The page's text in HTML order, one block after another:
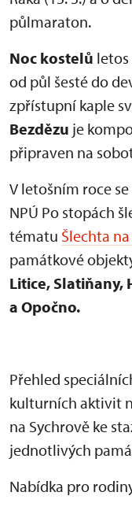
půlmaraton.
Noc kostelů
od půl šesté do
zpřístupní kaple
Bezdězu je
připraven na
V letošním roce
NPÚ Po stopách
tématu Šlechta
památkové
Litice, Slatiňany,
a Opočno.
Přehled
kulturních aktivit
na Sychrově ke
jednotlivých
Nabídka pro